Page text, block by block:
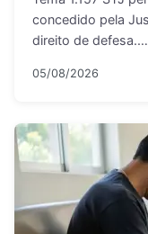
concedido pela
direito de defesa.…
05/08/2026